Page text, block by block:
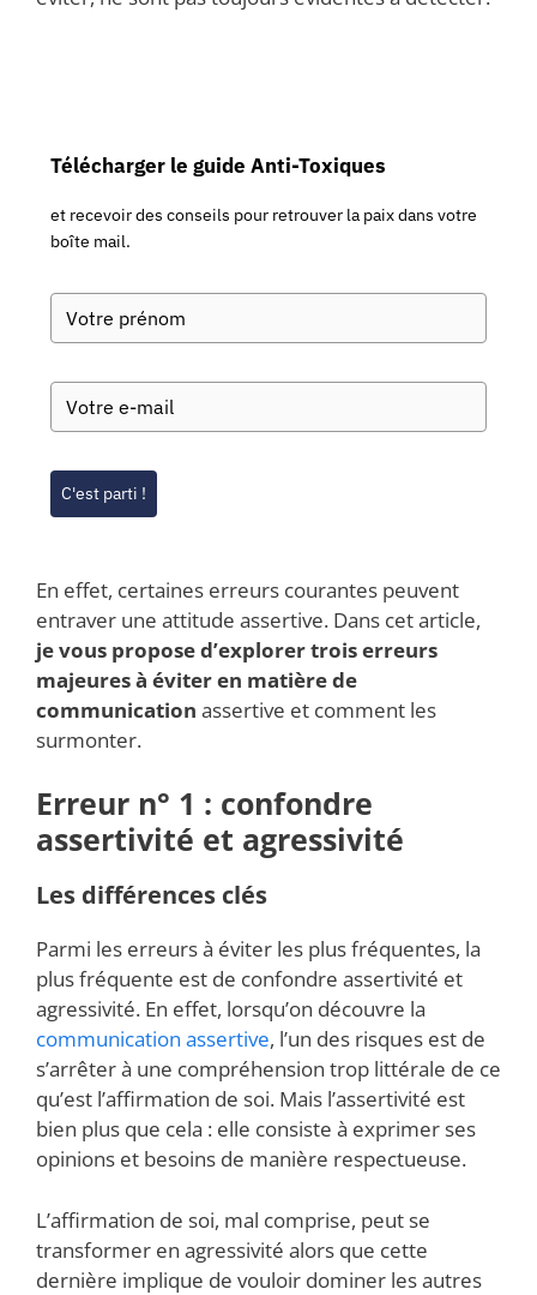
Télécharger le guide Anti-Toxiques
et recevoir des conseils pour retrouver la paix dans votre
boîte mail.
C'est parti !
En effet, certaines erreurs courantes peuvent
entraver une attitude assertive. Dans cet article,
je vous propose d’explorer trois erreurs
majeures à éviter en matière de
communication assertive et comment les
surmonter.
Erreur n° 1 : confondre
assertivité et agressivité
Les différences clés
Parmi les erreurs à éviter les plus fréquentes, la
plus fréquente est de confondre assertivité et
agressivité. En effet, lorsqu’on découvre la
communication assertive, l’un des risques est de
s’arrêter à une compréhension trop littérale de ce
qu’est l’affirmation de soi. Mais l’assertivité est
bien plus que cela : elle consiste à exprimer ses
opinions et besoins de manière respectueuse.
L’affirmation de soi, mal comprise, peut se
transformer en agressivité alors que cette
dernière implique de vouloir dominer les autres